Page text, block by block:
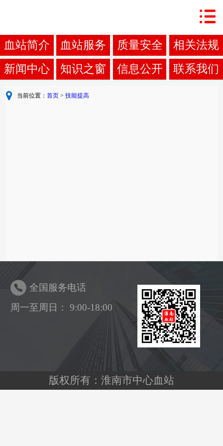
血站简介 血站服务 质量安全
相关法规
新闻中心
知识之窗 信息公开 联系我们
当前位置：首页 >技能提高
全国服务电话
周一至周日： 9:00-18:00
版权所有：淮南市中心血站